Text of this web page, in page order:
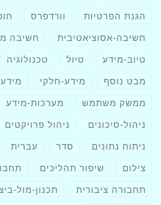
הגנת הפרטיות וורדפרס
חשיבה-אסוציאטיבית חשיבה
טיוב-מידע טיול טכנולוגיה
מבט נוסף מידע-חלקי
ממשק משתמש מערכות-מידע
ניהול-סיכונים ניהול פרויקטים
ניתוח נתונים סדר עברית
צילום שיפור תהליכים
תחבורה ציבורית תכנון-מול-